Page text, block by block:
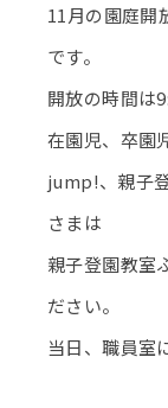
11月の園庭開
です。
開放の時間は
在園児、卒園
jump!、親子
さまは
親子登園教室
ださい。
当日、職員室